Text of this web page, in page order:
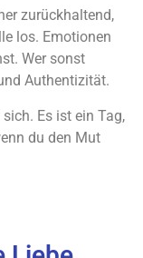
zurückhaltend,
los. Emotionen
Wer sonst
Authentizität.
Es ist ein Tag,
du den Mut